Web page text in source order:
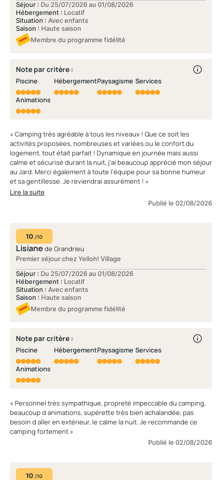
Séjour : Du 25/07/2026 au 01/08/2026
Hébergement : Locatif
Situation : Avec enfants
Saison : Haute saison
Membre du programme fidélité
Note par critère :
Piscine Hébergement Paysagisme Services
Animations
« Camping très agréable à tous les niveaux ! Que ce soit les
activités proposées, nombreuses et variées ou le confort du
logement, tout était parfait ! Dynamique en journée mais aussi
calme et sécurisé durant la nuit, j’ai beaucoup apprécié mon séjour
au Jard. Merci également à toute l’équipe pour sa bonne humeur
et sa gentillesse. Je reviendrai assurément ! »
Lire la suite
Publié le 02/08/2026
10 /10
Lisiane de Grandrieu
Premier séjour chez Yelloh! Village
Séjour : Du 25/07/2026 au 01/08/2026
Hébergement : Locatif
Situation : Avec enfants
Saison : Haute saison
Membre du programme fidélité
Note par critère :
Piscine Hébergement Paysagisme Services
Animations
« Personnel très sympathique, propreté impeccable du camping,
beaucoup d animations, supérette très bien achalandée, pas
besoin d aller en extérieur, le calme la nuit. Je recommande ce
camping fortement »
Publié le 02/08/2026
10 /10